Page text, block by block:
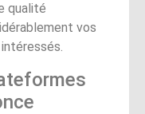
qualité
vos